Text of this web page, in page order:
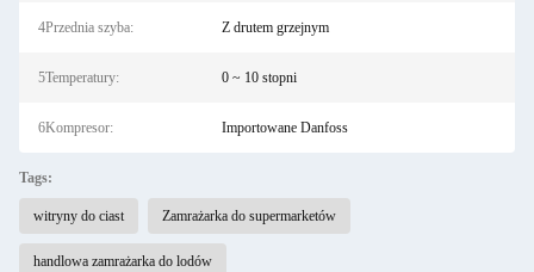
4Przednia szyba: Z drutem grzejnym
5Temperatury: 0 ~ 10 stopni
6Kompresor: Importowane Danfoss
Tags:
witryny do ciast Zamrażarka do supermarketów
handlowa zamrażarka do lodów